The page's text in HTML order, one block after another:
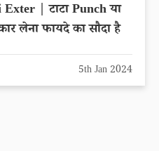
| टाटा Punch या
लेना फायदे का सौदा है
5th Jan 2024